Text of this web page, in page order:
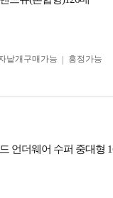
낱개구매가능 흥정가능
언더웨어 수퍼 중대형